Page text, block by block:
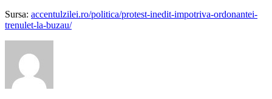
Sursa: accentulzilei.ro/politica/protest-inedit-impotriva-ordonantei-
trenulet-la-buzau/